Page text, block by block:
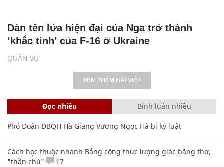
QUÂN SỰ
Dàn tên lửa hiện đại của Nga trở thành
‘khắc tinh’ của F-16 ở Ukraine
XEM THÊM BÀI VIẾT
Đọc nhiều Bình luận nhiều
Phó Đoàn ĐBQH Hà Giang Vương Ngọc Hà bị kỷ luật
Cách học thuộc nhanh Bảng công thức lượng giác bằng thơ,
"thần chú"
17